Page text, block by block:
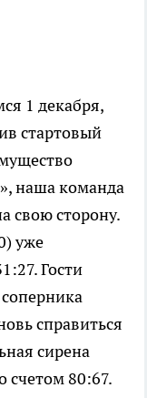
1 декабря,
стартовый
наша команда
свою сторону.
уже
Гости
справиться
сирена
счетом 80:67.